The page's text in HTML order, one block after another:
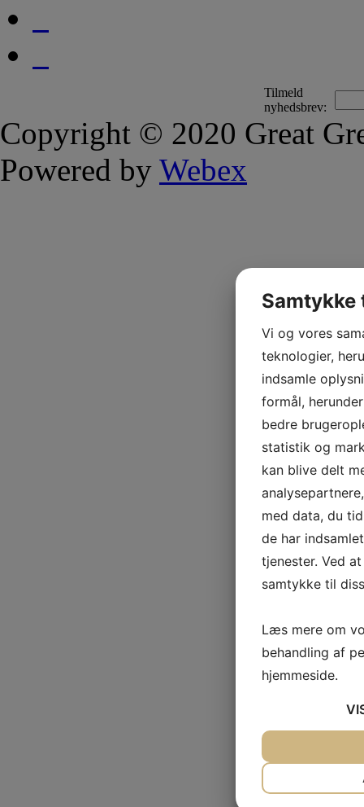
Tilmeld
nyhedsbrev:
Copyright © 2020 Great
Powered by Webex
Vi og vores
teknologier,
indsamle
formål,
bedre
statistik og
kan blive delt
med data, du
de har
tjenester. Ved
samtykke til
Læs mere om
behandling af
hjemmeside.